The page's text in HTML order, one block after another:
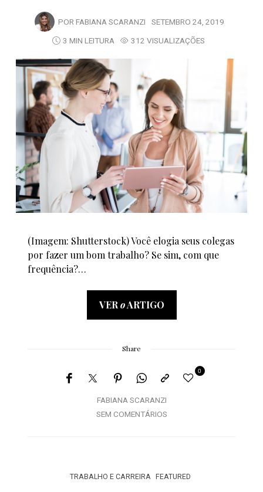
POR FABIANA SCARANZI SETEMBRO 24, 2019
3 MIN LEITURA
312 VISUALIZAÇÕES
(Imagem: Shutterstock) Você elogia seus colegas
por fazer um bom trabalho? Se sim, com que
frequência?…
VERoARTIGO
Share
FABIANA SCARANZI
0
SEM COMENTÁRIOS
TRABALHO E CARREIRA FEATURED